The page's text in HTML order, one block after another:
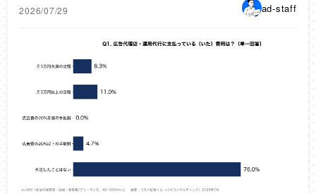
2026/07/29 ad-staff